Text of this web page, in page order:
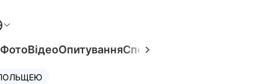
ФотоВідеоОпитуванняСпецпроєкти